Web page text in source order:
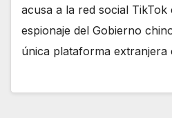
acusa a la red social
espionaje del Gobierno
única plataforma extranjera